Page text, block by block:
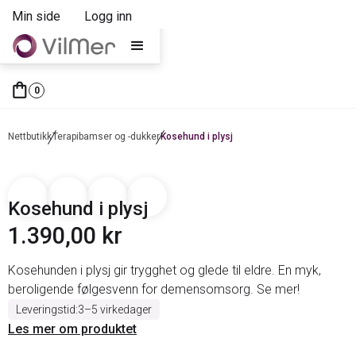
Min side Logg inn
shopping_bagag
0
NettbutikkTerapibamser og -dukkerKosehund i plysj
Kosehund i plysj
1.390,00 kr
Kosehunden i plysj gir trygghet og glede til eldre. En myk,
beroligende følgesvenn for demensomsorg. Se mer!
Leveringstid:3–5 virkedager
Les mer om produktet